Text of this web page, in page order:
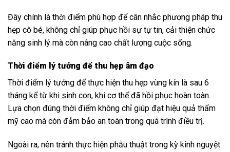
Đây chính là thời điểm phù hợp để cân nhắc phương pháp thu
hẹp cô bé, không chỉ giúp phục hồi sự tự tin, cải thiện chức
năng sinh lý mà còn nâng cao chất lượng cuộc sống.
Thời điểm lý tưởng để thu hẹp âm đạo
Thời điểm lý tưởng để thực hiện thu hẹp vùng kín là sau 6
tháng kể từ khi sinh con, khi cơ thể đã hồi phục hoàn toàn.
Lựa chọn đúng thời điểm không chỉ giúp đạt hiệu quả thẩm
mỹ cao mà còn đảm bảo an toàn trong quá trình điều trị.
Ngoài ra, nên tránh thực hiện phẫu thuật trong kỳ kinh nguyệt